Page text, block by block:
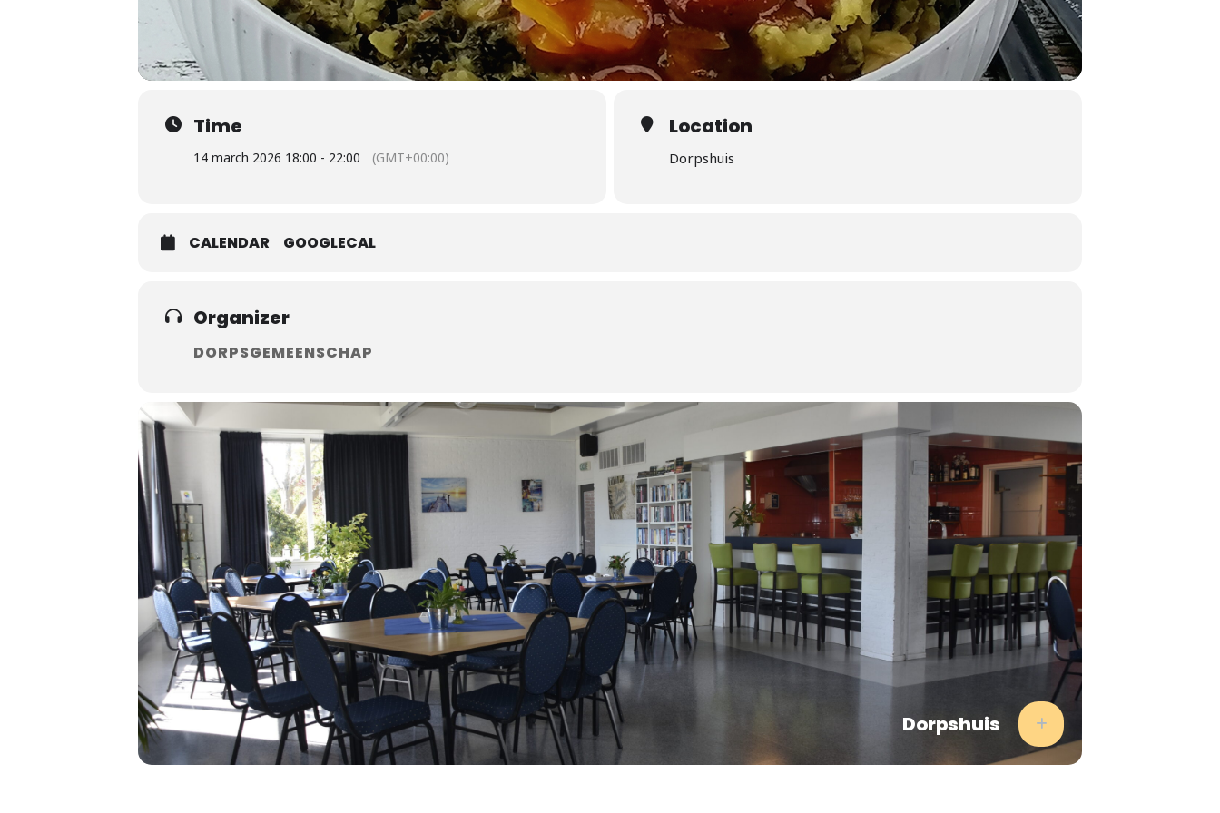
Time
14 march 2026 18:00 - 22:00 (GMT+00:00)
Location
Dorpshuis
CALENDAR GOOGLECAL
Organizer
DORPSGEMEENSCHAP
Dorpshuis